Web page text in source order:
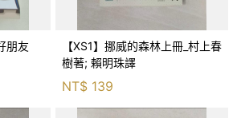
朋友
【XS1】挪威的森林上冊_村上春
樹著; 賴明珠譯
NT$ 139